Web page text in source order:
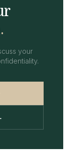
.
your